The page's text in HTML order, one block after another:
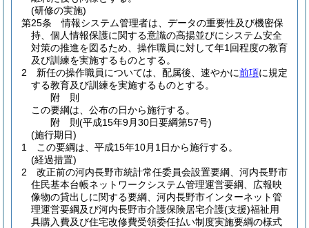
(研修の実施)
第25条
情報システム管理者は、データの重要性及び機密保
持、個人情報保護に関する意識の高揚並びにシステム安全
対策の推進を図るため、操作職員に対して年1回程度の教育
及び訓練を実施するものとする。
2
新任の操作職員については、配属後、速やかに前項に規定
する教育及び訓練を実施するものとする。
附 則
この要綱は、公布の日から施行する。
附 則(平成15年9月30日要綱第57号)
(施行期日)
1
この要綱は、平成15年10月1日から施行する。
(経過措置)
2
改正前の河内長野市統計常任委員会設置要綱、河内長野市
住民基本台帳ネットワークシステム管理運営要綱、広報映
像物の貸出しに関する要綱、河内長野市インターネット管
理運営要綱及び河内長野市介護保険居宅介護(支援)福祉用
具購入費及び住宅改修費受領委任払い制度実施要綱の様式